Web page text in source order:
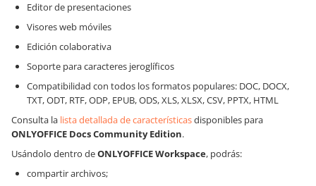
Editor de presentaciones
Visores web móviles
Edición colaborativa
Soporte para caracteres jeroglíficos
Compatibilidad con todos los formatos populares: DOC, DOCX,
TXT, ODT, RTF, ODP, EPUB, ODS, XLS, XLSX, CSV, PPTX, HTML
Consulta la lista detallada de característicasdisponibles para
ONLYOFFICE DocsCommunity Edition.
Usándolo dentro deONLYOFFICE Workspace, podrás:
compartir archivos;